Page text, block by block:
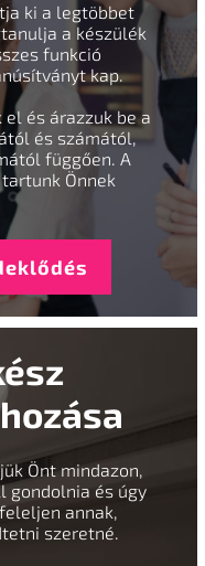
ki a legtöbbet
a készülék
funkció
kap.
és árazzuk be a
és számától,
függően. A
Önnek
Önt mindazon,
gondolnia és úgy
annak,
szeretné.